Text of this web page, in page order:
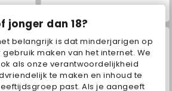
jonger dan 18?
belangrijk is dat minderjarigen op
maken van het internet. We
als onze verantwoordelijkheid
te maken en inhoud te
past. Als je aangeeft